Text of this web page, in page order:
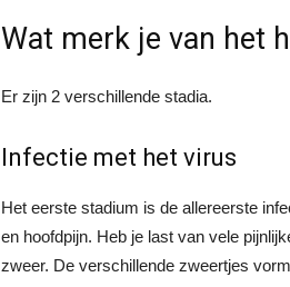
Wat merk je van het
Er zijn 2 verschillende stadia.
Infectie met het virus
Het eerste stadium is de allereerste
en hoofdpijn. Heb je last van vele
zweer. De verschillende zweertjes